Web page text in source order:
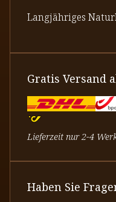
Langjähriges
Gratis Versand
Lieferzeit nur 2-4
Haben Sie